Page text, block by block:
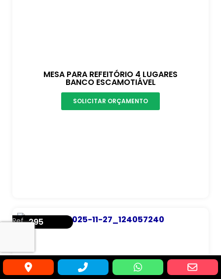
MESA PARA REFEITÓRIO 4 LUGARES
BANCO ESCAMOTIÁVEL
SOLICITAR ORÇAMENTO
Ref. 295